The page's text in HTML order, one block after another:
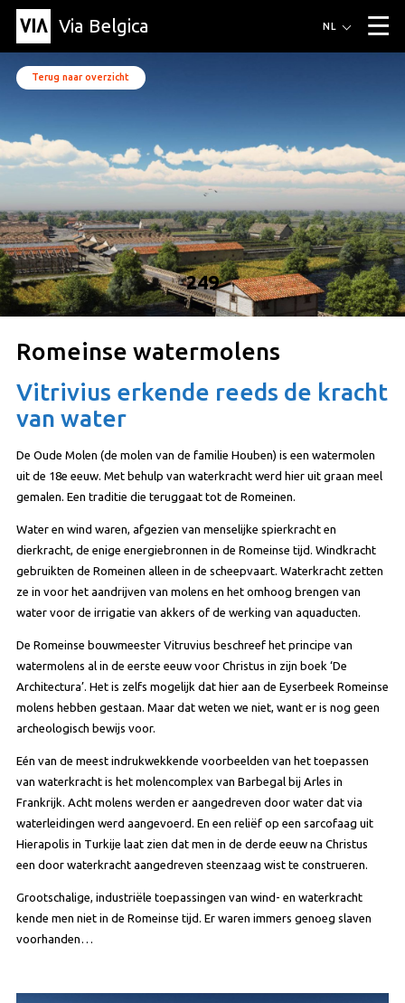
Via Belgica ▼
Artikel
Educatie
Recept
Vrienden
Over Via Belgica ▼
Over Via Belgica
Onderzoek
Educatie
Vrienden
De gids
Organisatie
Contact
Pers
Gemeentes
NL
Terug naar overzicht
249
Romeinse watermolens
Vitrivius erkende reeds de kracht
van water
De Oude Molen (de molen van de familie Houben) is een watermolen
uit de 18e eeuw. Met behulp van waterkracht werd hier uit graan meel
gemalen. Een traditie die teruggaat tot de Romeinen.
Water en wind waren, afgezien van menselijke spierkracht en
dierkracht, de enige energiebronnen in de Romeinse tijd. Windkracht
gebruikten de Romeinen alleen in de scheepvaart. Waterkracht zetten
ze in voor het aandrijven van molens en het omhoog brengen van
water voor de irrigatie van akkers of de werking van aquaducten.
De Romeinse bouwmeester Vitruvius beschreef het principe van
watermolens al in de eerste eeuw voor Christus in zijn boek ‘De
Architectura’. Het is zelfs mogelijk dat hier aan de Eyserbeek Romeinse
molens hebben gestaan. Maar dat weten we niet, want er is nog geen
archeologisch bewijs voor.
Eén van de meest indrukwekkende voorbeelden van het toepassen
van waterkracht is het molencomplex van Barbegal bij Arles in
Frankrijk. Acht molens werden er aangedreven door water dat via
waterleidingen werd aangevoerd. En een reliëf op een sarcofaag uit
Hierapolis in Turkije laat zien dat men in de derde eeuw na Christus
een door waterkracht aangedreven steenzaag wist te construeren.
Grootschalige, industriële toepassingen van wind- en waterkracht
kende men niet in de Romeinse tijd. Er waren immers genoeg slaven
voorhanden…